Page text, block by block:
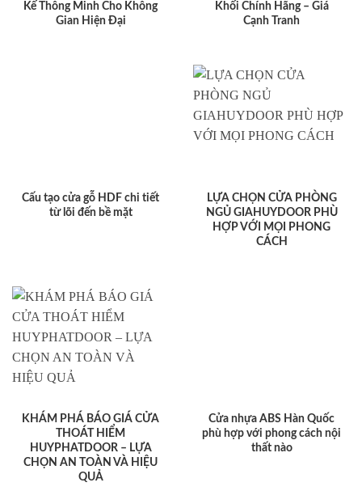
Kế Thông Minh Cho Không
Gian Hiện Đại
Khối Chính Hãng – Giá
Cạnh Tranh
Cấu tạo cửa gỗ HDF chi tiết
từ lõi đến bề mặt
LỰA CHỌN CỬA PHÒNG
NGỦ GIAHUYDOOR PHÙ
HỢP VỚI MỌI PHONG
CÁCH
KHÁM PHÁ BÁO GIÁ CỬA
THOÁT HIỂM
HUYPHATDOOR – LỰA
CHỌN AN TOÀN VÀ HIỆU
QUẢ
Cửa nhựa ABS Hàn Quốc
phù hợp với phong cách nội
thất nào